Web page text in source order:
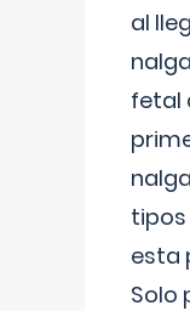
al
fetal
esta
Solo